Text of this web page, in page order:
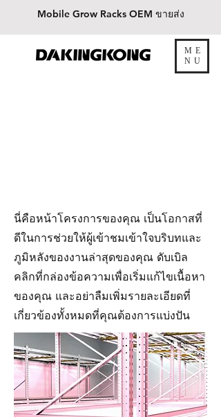
Mobile Grow Racks OEM ขายส่ง
ต้าคิงคอง
ME
NU
นี่คือหน้าโครงการของคุณ เป็นโอกาสที่
ดีในการช่วยให้ผู้เข้าชมเข้าใจบริบทและ
ภูมิหลังของงานล่าสุดของคุณ ดับเบิล
คลิกที่กล่องข้อความเพื่อเริ่มแก้ไขเนื้อหา
ของคุณ และอย่าลืมเพิ่มรายละเอียดที่
เกี่ยวข้องทั้งหมดที่คุณต้องการแบ่งปัน